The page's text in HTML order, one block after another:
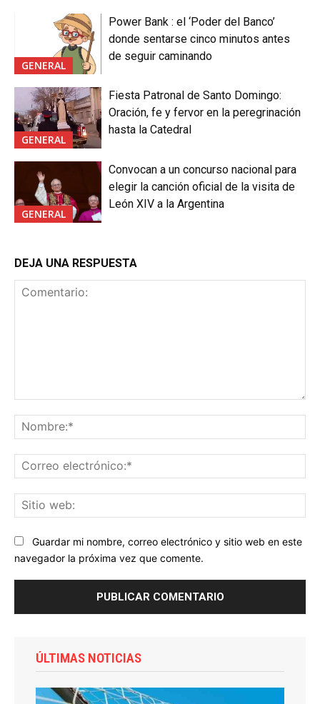
GENERAL
Power Bank : el ‘Poder del Banco’
donde sentarse cinco minutos antes
de seguir caminando
GENERAL
Fiesta Patronal de Santo Domingo:
Oración, fe y fervor en la peregrinación
hasta la Catedral
GENERAL
Convocan a un concurso nacional para
elegir la canción oficial de la visita de
León XIV a la Argentina
DEJA UNA RESPUESTA
Guardar mi nombre, correo electrónico y sitio web en este
navegador la próxima vez que comente.
ÚLTIMAS NOTICIAS